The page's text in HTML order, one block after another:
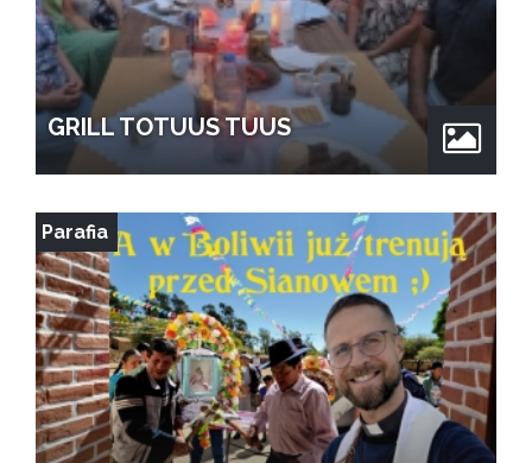
GRILL TOTUUS TUUS
Parafia